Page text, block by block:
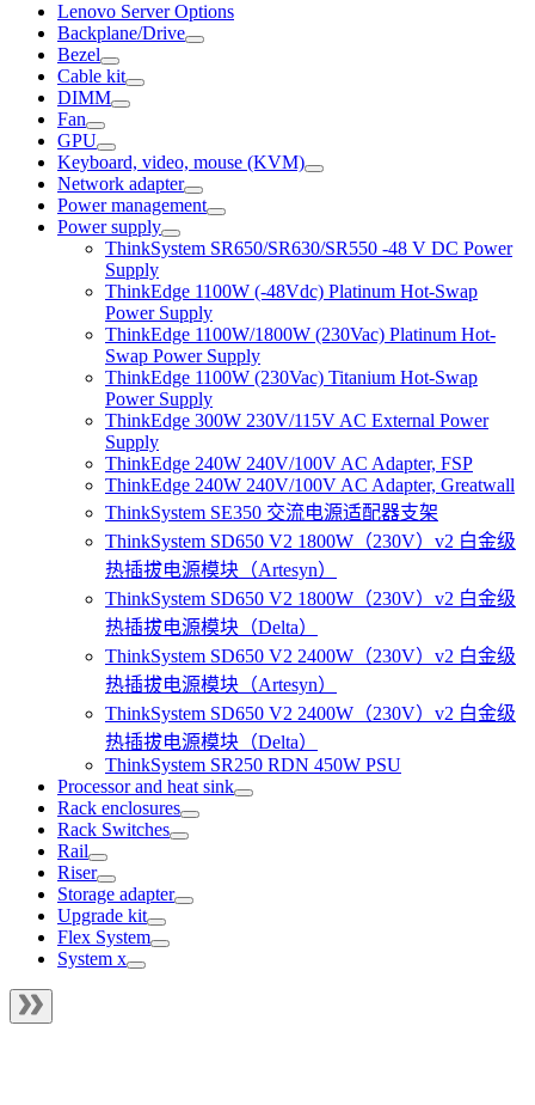
Lenovo Server Options
Backplane/Drive
Bezel
Cable kit
DIMM
Fan
GPU
Keyboard, video, mouse (KVM)
Network adapter
Power management
Power supply
ThinkSystem SR650/SR630/SR550 -48 V DC Power
Supply
ThinkEdge 1100W (-48Vdc) Platinum Hot-Swap
Power Supply
ThinkEdge 1100W/1800W (230Vac) Platinum Hot-
Swap Power Supply
ThinkEdge 1100W (230Vac) Titanium Hot-Swap
Power Supply
ThinkEdge 300W 230V/115V AC External Power
Supply
ThinkEdge 240W 240V/100V AC Adapter, FSP
ThinkEdge 240W 240V/100V AC Adapter, Greatwall
ThinkSystem SE350 交流电源适配器支架
ThinkSystem SD650 V2 1800W（230V）v2 白金级
热插拔电源模块（Artesyn）
ThinkSystem SD650 V2 1800W（230V）v2 白金级
热插拔电源模块（Delta）
ThinkSystem SD650 V2 2400W（230V）v2 白金级
热插拔电源模块（Artesyn）
ThinkSystem SD650 V2 2400W（230V）v2 白金级
热插拔电源模块（Delta）
ThinkSystem SR250 RDN 450W PSU
Processor and heat sink
Rack enclosures
Rack Switches
Rail
Riser
Storage adapter
Upgrade kit
Flex System
System x